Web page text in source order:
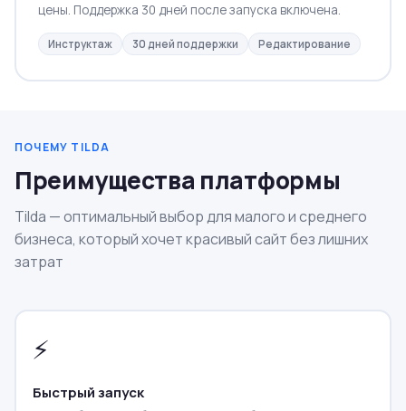
цены. Поддержка 30 дней после запуска включена.
Инструктаж 30 дней поддержки Редактирование
ПОЧЕМУ TILDA
Преимущества платформы
Tilda — оптимальный выбор для малого и среднего
бизнеса, который хочет красивый сайт без лишних
затрат
⚡
Быстрый запуск